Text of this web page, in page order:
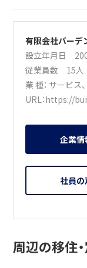
有限会社バーデ
設立年月日
従業員数 15人
業 種： サービス、
URL：https://
企業情
社員の
周辺の移住